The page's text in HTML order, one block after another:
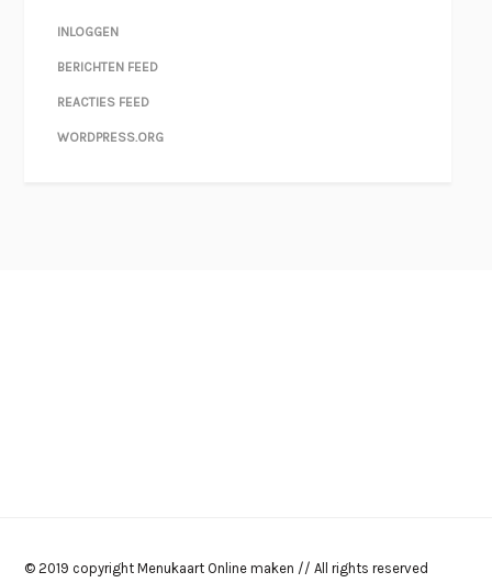
INLOGGEN
BERICHTEN FEED
REACTIES FEED
WORDPRESS.ORG
© 2019 copyright Menukaart Online maken // All rights reserved